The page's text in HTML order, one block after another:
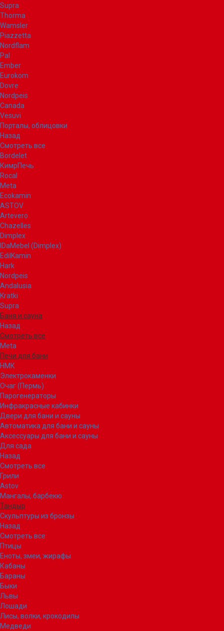
Supra
Thorma
Wamsler
Piazzetta
Nordflam
Pal
Ember
Eurokom
Dovre
Nordpeis
Canada
Vesuvi
Порталы, облицовки
Назад
Смотреть все
Bordelet
КимрПечь
Rocal
Meta
Ecokamin
ASTOV
Artevero
Chazelles
Dimplex
IDaMebel (Dimplex)
EdilKamin
Hark
Nordpeis
Andalusia
Kratki
Supra
Баня и сауна
Назад
Смотреть все
Meta
Печи для бани
НМК
Электрокаменки
Очаг (Пермь)
Парогенераторы
Инфракрасные кабинки
Двери для бани и сауны
Автоматика для бани и сауны
Аксессуары для бани и сауны
Для сада
Назад
Смотреть все
Грили
Astov
Мангалы, барбекю
Тандыр
Скульптуры из бронзы
Назад
Смотреть все
Птицы
Еноты, змеи, жирафы
Кабаны
Бараны
Быки
Львы
Лошади
Лисы, волки, крокодилы
Медведи